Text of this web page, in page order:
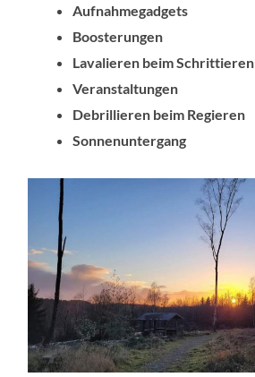
Aufnahmegadgets
Boosterungen
Lavalieren beim Schrittieren
Veranstaltungen
Debrillieren beim Regieren
Sonnenuntergang